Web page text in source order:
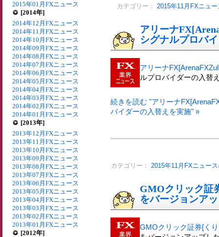
2015年01月FXニュース
[2014年]
2014年12月FXニュース
2014年11月FXニュース
2014年10月FXニュース
2014年09月FXニュース
2014年08月FXニュース
2014年07月FXニュース
2014年06月FXニュース
2014年05月FXニュース
2014年04月FXニュース
2014年03月FXニュース
2014年02月FXニュース
2014年01月FXニュース
[2013年]
2013年12月FXニュース
2013年11月FXニュース
2013年10月FXニュース
2013年09月FXニュース
2013年08月FXニュース
2013年07月FXニュース
2013年06月FXニュース
2013年05月FXニュース
2013年04月FXニュース
2013年03月FXニュース
2013年02月FXニュース
2013年01月FXニュース
[2012年]
カテゴリー： 2015年11月FXニュー
アリーナ
シグナルプロバ
アリーナ
ルプロバイダーの入替
続きを読む "アリーナ
バイダーの入替えを実施" »
カテゴリー： 2015年11月FXニュース
GMOクリック証
をバージョンア
GMOクリック証券[く